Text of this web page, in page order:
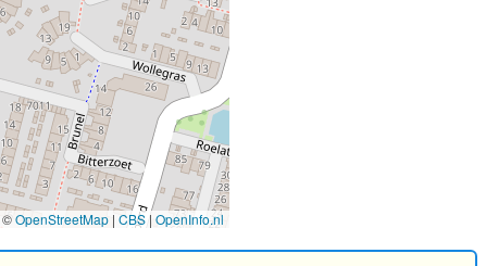
©OpenStreetMap | CBS | OpenInfo.nl